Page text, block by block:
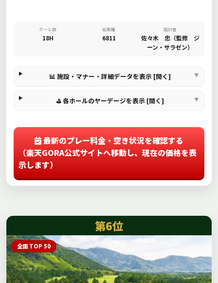
ホール数
18H
総距離
6811
設計者
佐々木 忠（監修 ジ
ーン・サラゼン）
📊 施設・マナー・詳細データを表示 [開く]
⛳ 各ホールのヤーデージを表示 [開く]
最新のプレー料金・空き状況を確認する
（楽天GORA公式サイトへ移動し、現在の価格を表
示します）
第6位
全国 TOP 50